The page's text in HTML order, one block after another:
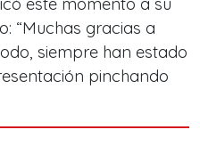
“Muchas gracias a
siempre han estado
pinchando